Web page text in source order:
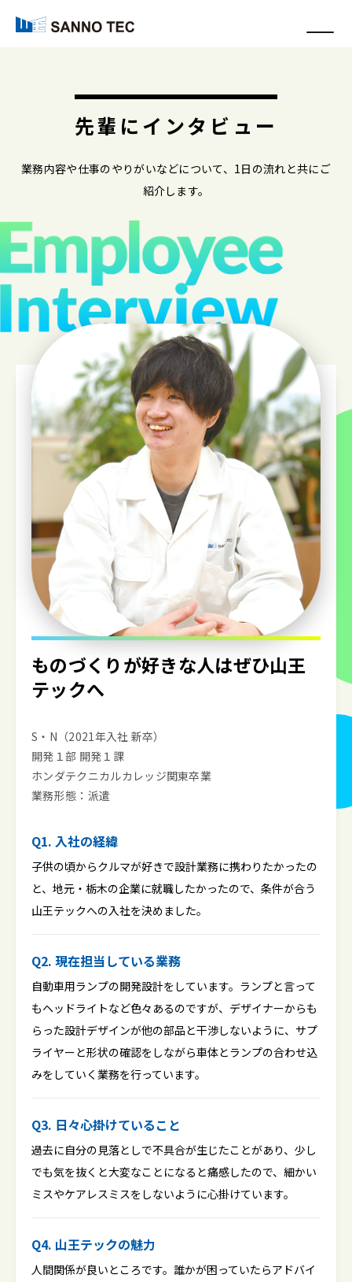
メニュ
先輩にインタビュー
業務内容や仕事のやりがいなどについて、1日の流れと共にご
紹介します。
ものづくりが好きな人はぜひ山王
テックへ
S・N（2021年入社 新卒）
開発１部 開発１課
ホンダテクニカルカレッジ関東卒業
業務形態：派遣
Q1. 入社の経緯
子供の頃からクルマが好きで設計業務に携わりたかったの
と、地元・栃木の企業に就職したかったので、条件が合う
山王テックへの入社を決めました。
Q2. 現在担当している業務
自動車用ランプの開発設計をしています。ランプと言って
もヘッドライトなど色々あるのですが、デザイナーからも
らった設計デザインが他の部品と干渉しないように、サプ
ライヤーと形状の確認をしながら車体とランプの合わせ込
みをしていく業務を行っています。
Q3. 日々心掛けていること
過去に自分の見落としで不具合が生じたことがあり、少し
でも気を抜くと大変なことになると痛感したので、細かい
ミスやケアレスミスをしないように心掛けています。
Q4. 山王テックの魅力
人間関係が良いところです。誰かが困っていたらアドバイ